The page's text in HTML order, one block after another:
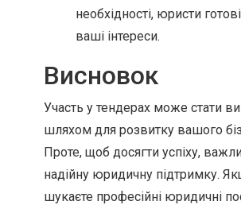
необхідності, юристи
ваші інтереси.
Висновок
Участь у тендерах може стати
шляхом для розвитку вашого
Проте, щоб досягти успіху,
надійну юридичну підтримку.
шукаєте професійні юридичні